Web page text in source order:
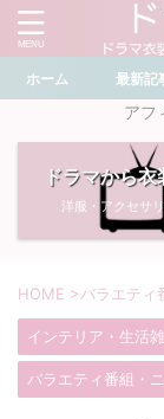
＼ ドラマ・芸能
おすすめ検索
川口春奈
・石原さとみ
・菜々緒
ホーム 最新記
アフ
ドラマから
洋服・アクセサ
HOME >バラエティ
インテリア・生活
バラエティ番組・